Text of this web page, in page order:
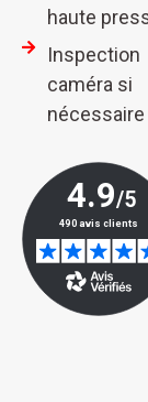
haute
Inspection
caméra si
nécessaire